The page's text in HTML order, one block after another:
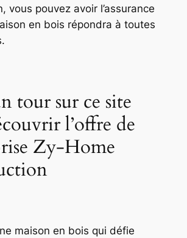
vous pouvez avoir l’assurance
en bois répondra à toutes
tour sur ce site
l’offre de
Zy-Home
maison en bois qui défie